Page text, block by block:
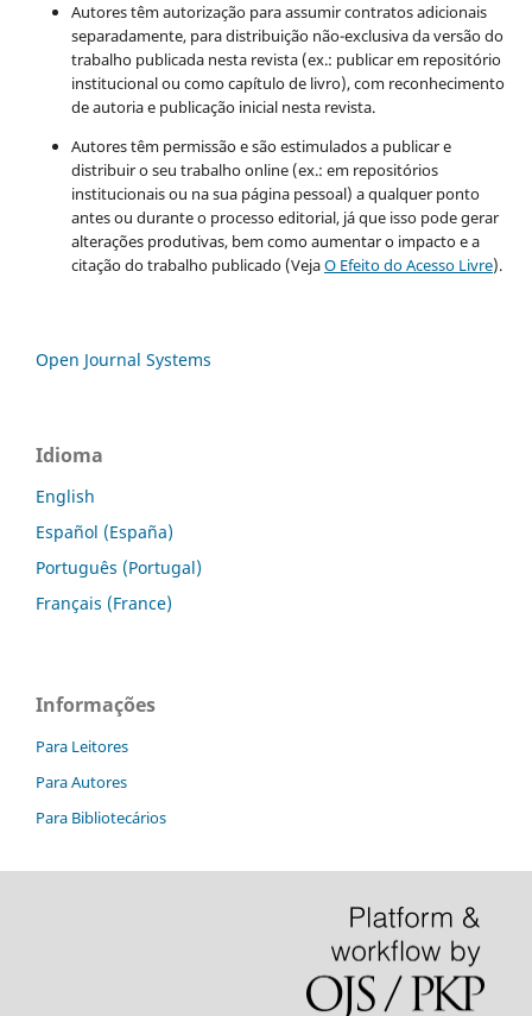
Autores têm autorização para assumir contratos adicionais
separadamente, para distribuição não-exclusiva da versão do
trabalho publicada nesta revista (ex.: publicar em repositório
institucional ou como capítulo de livro), com reconhecimento
de autoria e publicação inicial nesta revista.
Autores têm permissão e são estimulados a publicar e
distribuir o seu trabalho online (ex.: em repositórios
institucionais ou na sua página pessoal) a qualquer ponto
antes ou durante o processo editorial, já que isso pode gerar
alterações produtivas, bem como aumentar o impacto e a
citação do trabalho publicado (VejaO Efeito do Acesso Livre).
Open Journal Systems
Idioma
English
Español (España)
Português (Portugal)
Français (France)
Informações
Para Leitores
Para Autores
Para Bibliotecários